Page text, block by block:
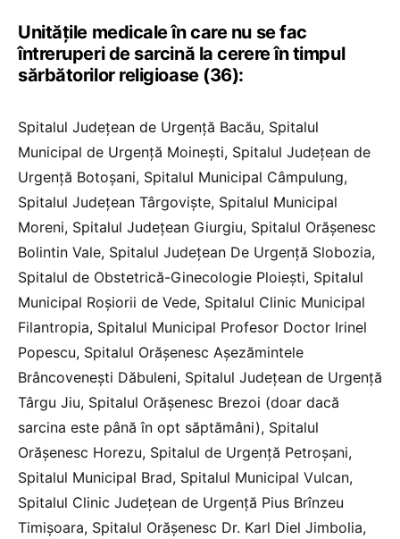
Unitățile medicale în care nu se fac
întreruperi de sarcină la cerere în timpul
sărbătorilor religioase (36):
Spitalul Județean de Urgență Bacău, Spitalul
Municipal de Urgență Moinești, Spitalul Județean de
Urgență Botoșani, Spitalul Municipal Câmpulung,
Spitalul Județean Târgoviște, Spitalul Municipal
Moreni, Spitalul Județean Giurgiu, Spitalul Orășenesc
Bolintin Vale, Spitalul Județean De Urgență Slobozia,
Spitalul de Obstetrică-Ginecologie Ploiești, Spitalul
Municipal Roșiorii de Vede, Spitalul Clinic Municipal
Filantropia, Spitalul Municipal Profesor Doctor Irinel
Popescu, Spitalul Orășenesc Așezămintele
Brâncovenești Dăbuleni, Spitalul Județean de Urgență
Târgu Jiu, Spitalul Orășenesc Brezoi (doar dacă
sarcina este până în opt săptămâni), Spitalul
Orășenesc Horezu, Spitalul de Urgență Petroșani,
Spitalul Municipal Brad, Spitalul Municipal Vulcan,
Spitalul Clinic Județean de Urgență Pius Brînzeu
Timișoara, Spitalul Orășenesc Dr. Karl Diel Jimbolia,